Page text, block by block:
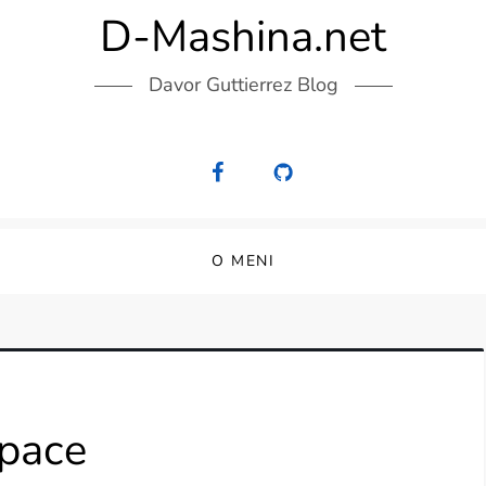
D-Mashina.net
Davor Guttierrez Blog
O MENI